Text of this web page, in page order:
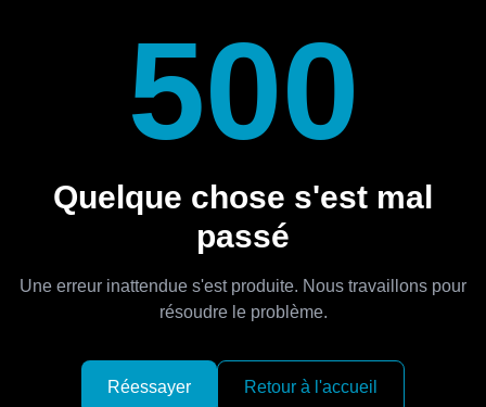
500
Quelque chose s'est mal
passé
Une erreur inattendue s'est produite. Nous travaillons pour
résoudre le problème.
Réessayer Retour à l'accueil